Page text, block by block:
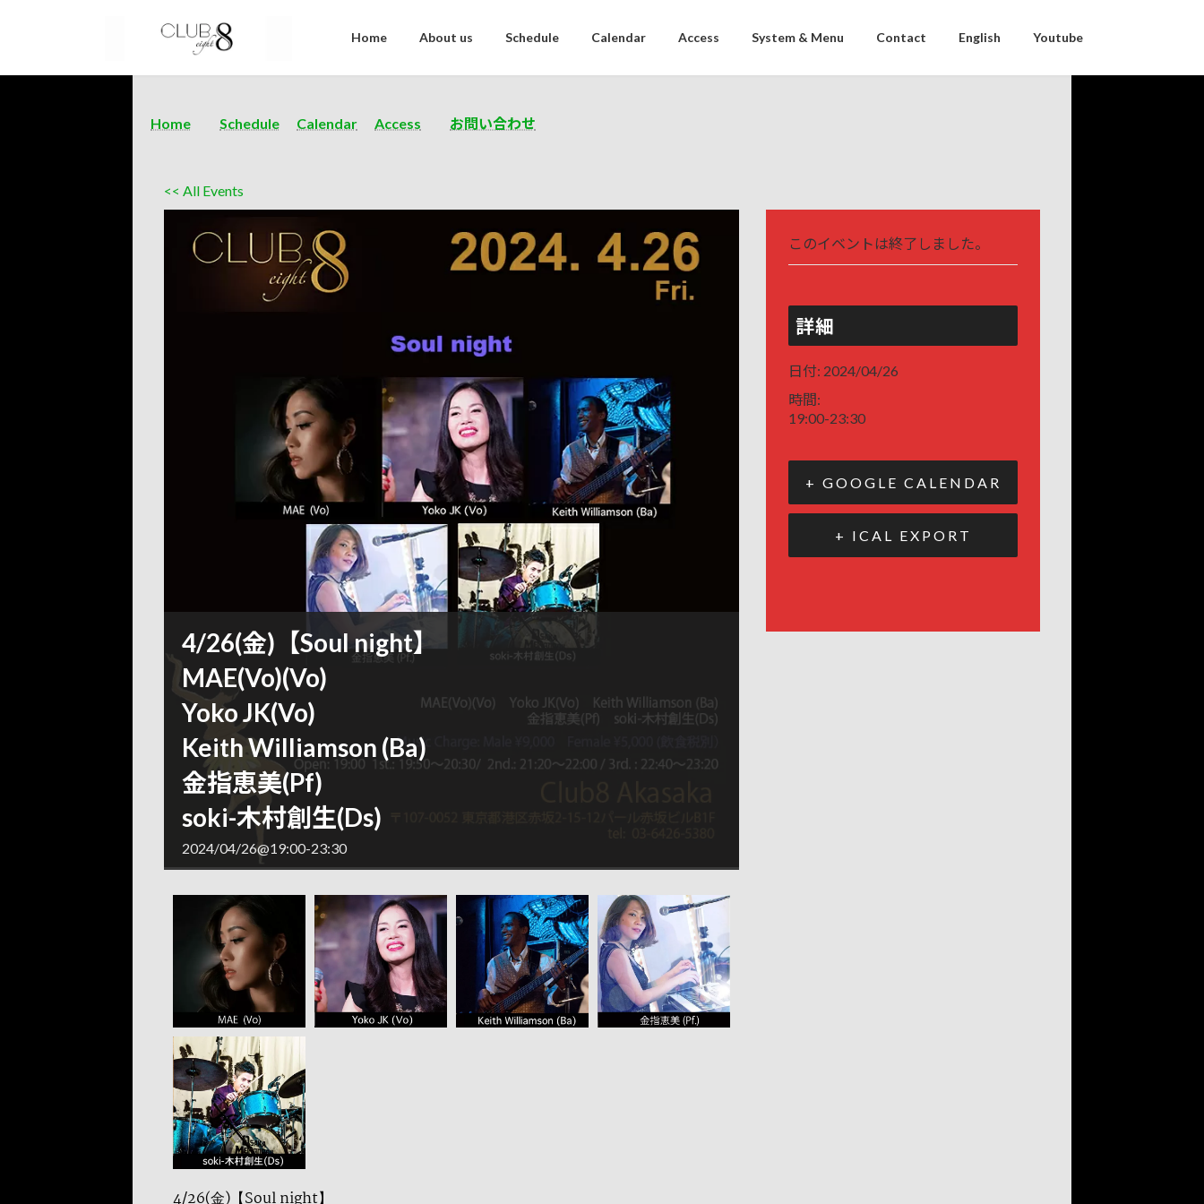
Home About us Schedule Calendar Access System & Menu Contact English Youtube
Home Schedule Calendar Access お問い合わせ
<< All Events
4/26(金)【Soul night】
MAE(Vo)(Vo)
Yoko JK(Vo)
Keith Williamson (Ba)
金指恵美(Pf)
soki-木村創生(Ds)
2024/04/26@19:00-23:30
このイベントは終了しました。
詳細
日付: 2024/04/26
時間:
19:00-23:30
+ GOOGLE CALENDAR
+ ICAL EXPORT